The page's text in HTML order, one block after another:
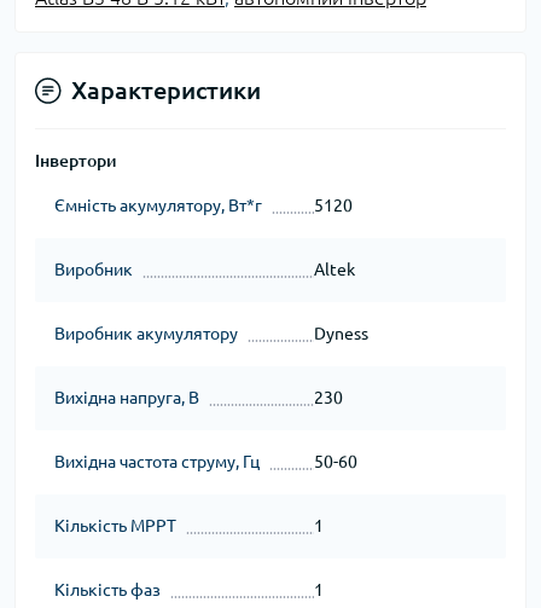
Характеристики
Інвертори
Ємність акумулятору, Вт*г 5120
Виробник Altek
Виробник акумулятору Dyness
Вихідна напруга, В 230
Вихідна частота струму, Гц 50-60
Кількість MPPT 1
Кількість фаз 1